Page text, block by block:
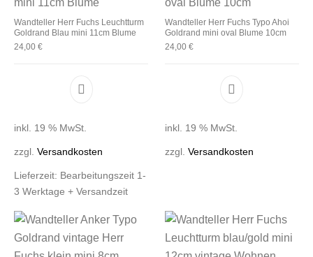
Wandteller Herr Fuchs Leuchtturm
Goldrand Blau mini 11cm Blume
24,00€
inkl. 19 % MwSt.
zzgl.Versandkosten
Lieferzeit: Bearbeitungszeit 1-
3 Werktage + Versandzeit
Wandteller Herr Fuchs Typo Ahoi
Goldrand mini oval Blume 10cm
24,00 €
inkl. 19 % MwSt.
zzgl. Versandkosten